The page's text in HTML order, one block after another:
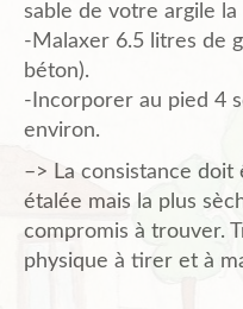
sable de votre argile
-Malaxer 6.5 litres de
béton).
-Incorporer au pied 4
environ.
–> La consistance
étalée mais la plus
compromis à trouver.
physique à tirer et à